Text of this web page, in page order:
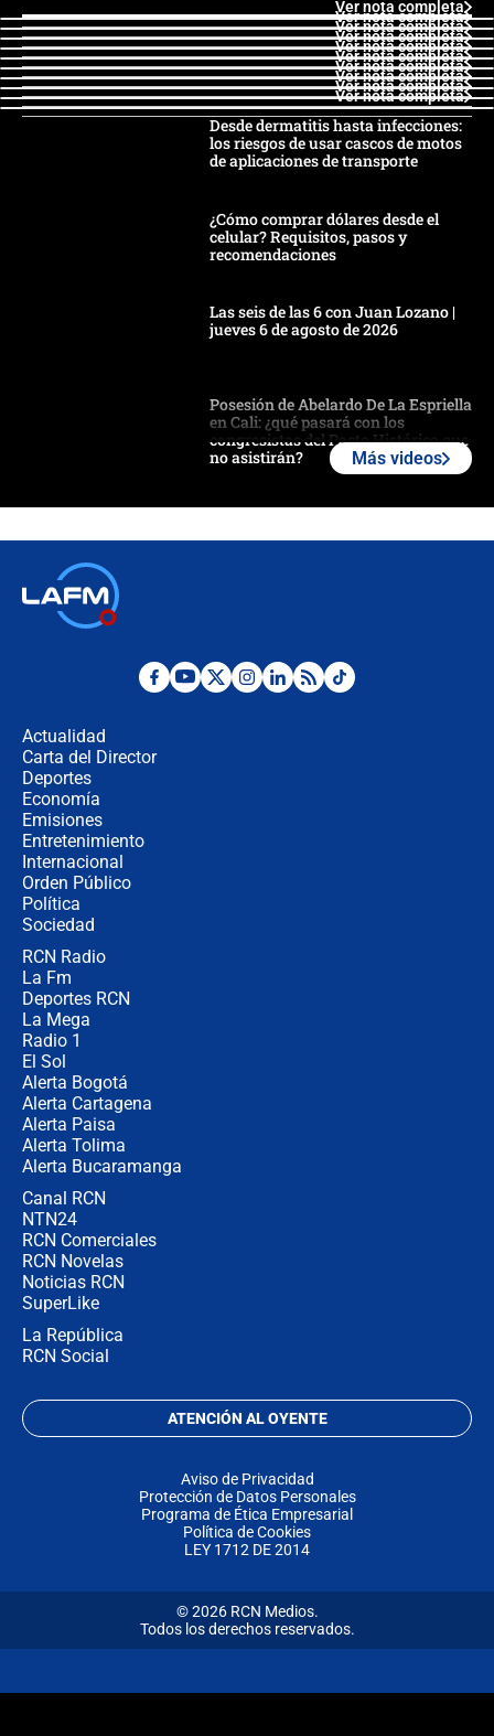
Ver nota completa
Ver nota completa
Ver nota completa
Ver nota completa
Ver nota completa
Ver nota completa
Ver nota completa
Ver nota completa
Ver nota completa
Ver nota completa
Desde dermatitis hasta infecciones:
los riesgos de usar cascos de motos
de aplicaciones de transporte
¿Cómo comprar dólares desde el
celular? Requisitos, pasos y
recomendaciones
Las seis de las 6 con Juan Lozano |
jueves 6 de agosto de 2026
Posesión de Abelardo De La Espriella
en Cali: ¿qué pasará con los
congresistas del Pacto Histórico que
no asistirán?
¿Por qué De la Espriella gobernará
Más videos
Actualidad
Carta del Director
Deportes
Economía
Emisiones
Entretenimiento
Internacional
Orden Público
Política
Sociedad
RCN Radio
La Fm
Deportes RCN
La Mega
Radio 1
El Sol
Alerta Bogotá
Alerta Cartagena
Alerta Paisa
Alerta Tolima
Alerta Bucaramanga
Canal RCN
NTN24
RCN Comerciales
RCN Novelas
Noticias RCN
SuperLike
La República
RCN Social
ATENCIÓN AL OYENTE
Aviso de Privacidad
Protección de Datos Personales
Programa de Ética Empresarial
Política de Cookies
LEY 1712 DE 2014
© 2026 RCN Medios.
Todos los derechos reservados.